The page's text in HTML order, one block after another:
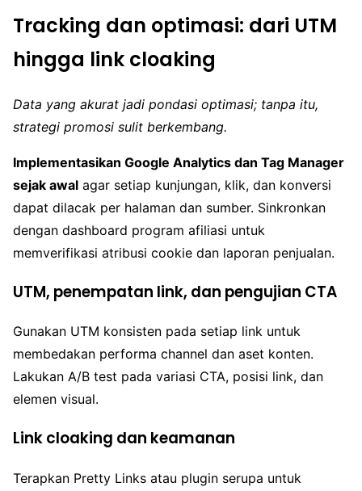
Tracking dan optimasi: dari UTM
hingga link cloaking
Data yang akurat jadi pondasi optimasi; tanpa itu,
strategi promosi sulit berkembang.
Implementasikan Google Analytics dan Tag Manager
sejak awal agar setiap kunjungan, klik, dan konversi
dapat dilacak per halaman dan sumber. Sinkronkan
dengan dashboard program afiliasi untuk
memverifikasi atribusi cookie dan laporan penjualan.
UTM, penempatan link, dan pengujian CTA
Gunakan UTM konsisten pada setiap link untuk
membedakan performa channel dan aset konten.
Lakukan A/B test pada variasi CTA, posisi link, dan
elemen visual.
Link cloaking dan keamanan
Terapkan Pretty Links atau plugin serupa untuk